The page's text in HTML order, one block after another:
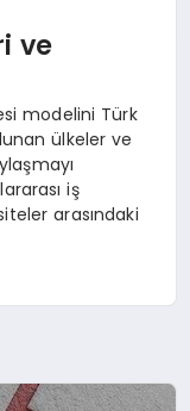
ve
modelini Türk
ülkeler ve
iş
arasındaki